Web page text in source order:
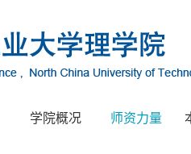
学院概况 师资力量